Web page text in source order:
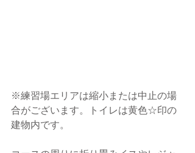
※練習場エリアは縮小または中止の場
合がございます。トイレは黄色☆印の
建物内です。